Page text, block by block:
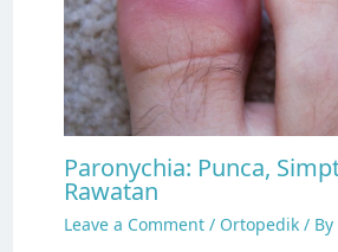
Paronychia: Punca,
Rawatan
Leave a Comment / Ortopedik/ By